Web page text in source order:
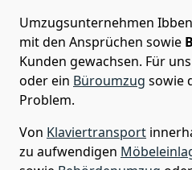
Umzugsunternehmen
mit den Ansprüchen sowie
Kunden gewachsen. Für
oder ein Büroumzug sowie
Problem.
Von Klaviertransport
zu aufwendigen